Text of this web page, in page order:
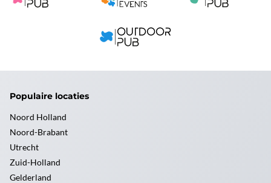
Populaire locaties
Noord Holland
Noord-Brabant
Utrecht
Zuid-Holland
Gelderland